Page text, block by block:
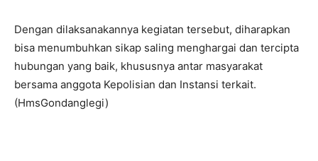
Dengan dilaksanakannya kegiatan tersebut, diharapkan
bisa menumbuhkan sikap saling menghargai dan tercipta
hubungan yang baik, khususnya antar masyarakat
bersama anggota Kepolisian dan Instansi terkait.
(HmsGondanglegi)